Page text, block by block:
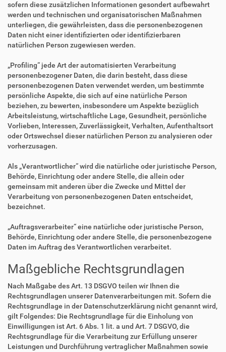
sofern diese zusätzlichen Informationen gesondert aufbewahrt
werden und technischen und organisatorischen Maßnahmen
unterliegen, die gewährleisten, dass die personenbezogenen
Daten nicht einer identifizierten oder identifizierbaren
natürlichen Person zugewiesen werden.
„Profiling“ jede Art der automatisierten Verarbeitung
personenbezogener Daten, die darin besteht, dass diese
personenbezogenen Daten verwendet werden, um bestimmte
persönliche Aspekte, die sich auf eine natürliche Person
beziehen, zu bewerten, insbesondere um Aspekte bezüglich
Arbeitsleistung, wirtschaftliche Lage, Gesundheit, persönliche
Vorlieben, Interessen, Zuverlässigkeit, Verhalten, Aufenthaltsort
oder Ortswechsel dieser natürlichen Person zu analysieren oder
vorherzusagen.
Als „Verantwortlicher“ wird die natürliche oder juristische Person,
Behörde, Einrichtung oder andere Stelle, die allein oder
gemeinsam mit anderen über die Zwecke und Mittel der
Verarbeitung von personenbezogenen Daten entscheidet,
bezeichnet.
„Auftragsverarbeiter“ eine natürliche oder juristische Person,
Behörde, Einrichtung oder andere Stelle, die personenbezogene
Daten im Auftrag des Verantwortlichen verarbeitet.
Maßgebliche Rechtsgrundlagen
Nach Maßgabe des Art. 13 DSGVO teilen wir Ihnen die
Rechtsgrundlagen unserer Datenverarbeitungen mit. Sofern die
Rechtsgrundlage in der Datenschutzerklärung nicht genannt wird,
gilt Folgendes: Die Rechtsgrundlage für die Einholung von
Einwilligungen ist Art. 6 Abs. 1 lit. a und Art. 7 DSGVO, die
Rechtsgrundlage für die Verarbeitung zur Erfüllung unserer
Leistungen und Durchführung vertraglicher Maßnahmen sowie